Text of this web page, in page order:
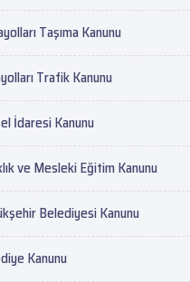
Taşıma Kanunu
Trafik Kanunu
İdaresi Kanunu
ve Mesleki Eğitim Kanunu
Belediyesi Kanunu
Kanunu